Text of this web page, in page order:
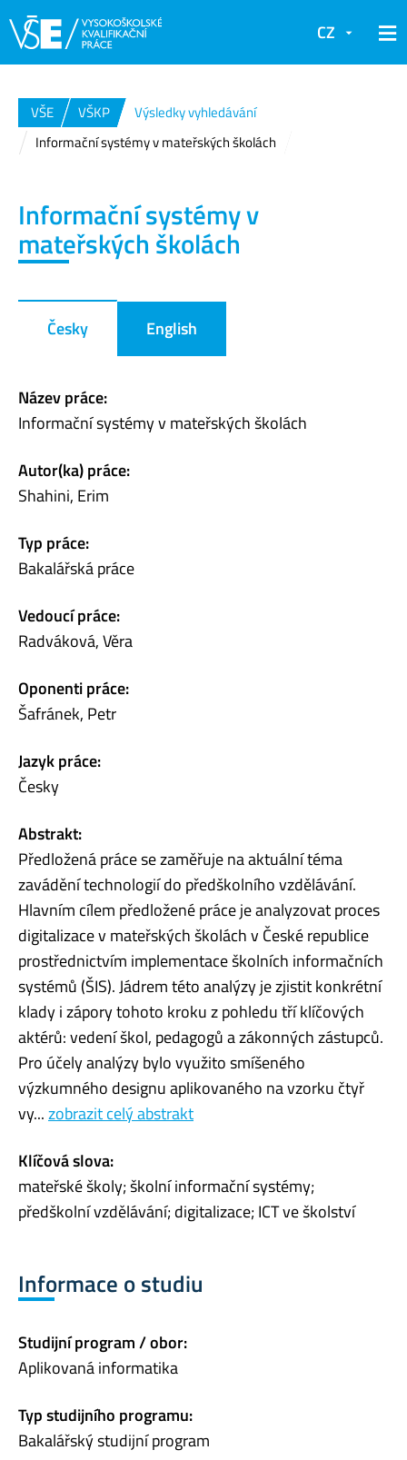
CZ
VŠE VŠKP
Výsledky vyhledávání
Informační systémy v mateřských školách
Informační systémy v
mateřských školách
Česky English
Název práce:
Informační systémy v mateřských školách
Autor(ka) práce:
Shahini, Erim
Typ práce:
Bakalářská práce
Vedoucí práce:
Radváková, Věra
Oponenti práce:
Šafránek, Petr
Jazyk práce:
Česky
Abstrakt:
Předložená práce se zaměřuje na aktuální téma
zavádění technologií do předškolního vzdělávání.
Hlavním cílem předložené práce je analyzovat proces
digitalizace v mateřských školách v České republice
prostřednictvím implementace školních informačních
systémů (ŠIS). Jádrem této analýzy je zjistit konkrétní
klady i zápory tohoto kroku z pohledu tří klíčových
aktérů: vedení škol, pedagogů a zákonných zástupců.
Pro účely analýzy bylo využito smíšeného
výzkumného designu aplikovaného na vzorku čtyř
vy...zobrazit celý abstrakt
Klíčová slova:
mateřské školy; školní informační systémy;
předškolní vzdělávání; digitalizace; ICT ve školství
Informace o studiu
Studijní program / obor:
Aplikovaná informatika
Typ studijního programu:
Bakalářský studijní program